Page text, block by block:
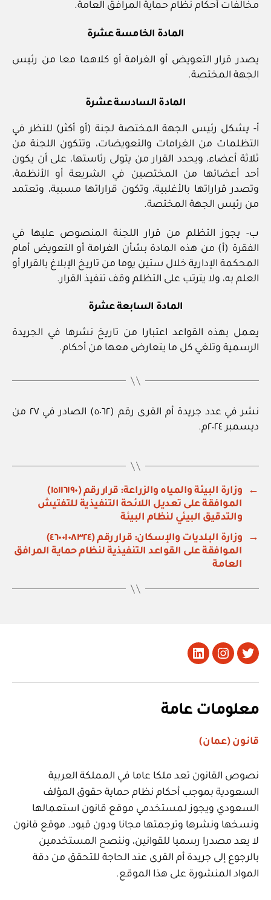
مخالفات أحكام نظام حماية المرافق العامة.
المادة الخامسة عشرة
يصدر قرار التعويض أو الغرامة أو كلاهما معا من رئيس
الجهة المختصة.
المادة السادسة عشرة
أ‏- يشكل رئيس الجهة المختصة لجنة (أو أكثر) للنظر في
التظلمات من الغرامات والتعويضات، وتتكون اللجنة من
ثلاثة أعضاء، ويحدد القرار من يتولى رئاستها، على أن يكون
أحد أعضائها من المختصين في الشريعة أو الأنظمة،
وتصدر قراراتها بالأغلبية، وتكون قراراتها مسببة، وتعتمد
من رئيس الجهة المختصة.
ب‏- يجوز التظلم من قرار اللجنة المنصوص عليها في
الفقرة (أ) من هذه المادة بشأن الغرامة أو التعويض أمام
المحكمة الإدارية خلال ستين يوما من تاريخ الإبلاغ بالقرار أو
العلم به، ولا يترتب على التظلم وقف تنفيذ القرار.
المادة السابعة عشرة
يعمل بهذه القواعد اعتبارا من تاريخ نشرها في الجريدة
الرسمية وتلغي كل ما يتعارض معها من أحكام.
نشر في عدد جريدة أم القرى رقم (٥٠٦٢) الصادر في ٢٧ من
ديسمبر ٢٠٢٤م.
←
وزارة البيئة والمياه والزراعة: قرار رقم (١٥١١٦١٩٠)
الموافقة على تعديل اللائحة التنفيذية للتفتيش
والتدقيق البيئي لنظام البيئة
→
وزارة البلديات والإسكان: قرار رقم (٤٦٠٠١٠٨٣٢٤)
الموافقة على القواعد التنفيذية لنظام حماية المرافق
العامة
تويتر Instagram
LinkedIn
معلومات عامة
قانون (عمان)
نصوص القانون تعد ملكا عاما في المملكة العربية
السعودية بموجب أحكام نظام حماية حقوق المؤلف
السعودي ويجوز لمستخدمي موقع قانون استعمالها
ونسخها ونشرها وترجمتها مجانا ودون قيود. موقع قانون
لا يعد مصدرا رسميا للقوانين، وننصح المستخدمين
بالرجوع إلى جريدة أم القرى عند الحاجة للتحقق من دقة
المواد المنشورة على هذا الموقع.